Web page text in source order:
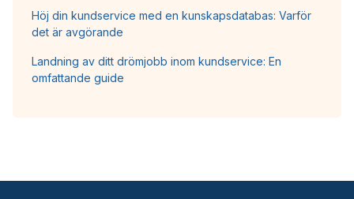
Höj din kundservice med en kunskapsdatabas: Varför
det är avgörande
Landning av ditt drömjobb inom kundservice: En
omfattande guide